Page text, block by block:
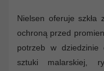
Nielsen oferuje szkła
ochroną przed
potrzeb w dziedzinie
sztuki malarskiej,